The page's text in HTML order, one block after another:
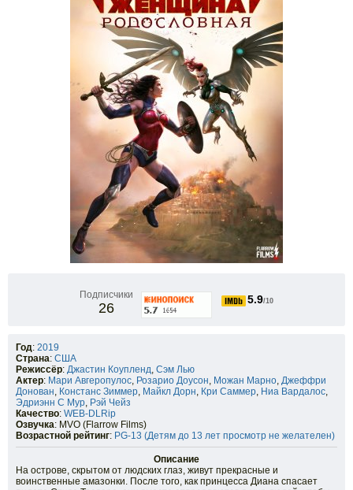
Подписчики
26
5.9/10
Год: 2019
Страна: США
Режиссёр: Джастин Коупленд, Сэм Лью
Актер: Мари Авгеропулос, Розарио Доусон, Можан Марно, Джеффри
Донован, Констанс Зиммер, Майкл Дорн, Кри Саммер, Ниа Вардалос,
Эдриэнн С Мур, Рэй Чейз
Качество: WEB-DLRip
Озвучка: MVO (Flarrow Films)
Возрастной рейтинг: PG-13 (Детям до 13 лет просмотр не желателен)
Описание
На острове, скрытом от людских глаз, живут прекрасные и
воинственные амазонки. После того, как принцесса Диана спасает